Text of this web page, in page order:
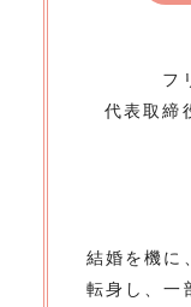
フ
代表取締
結婚を機に
転身し、一